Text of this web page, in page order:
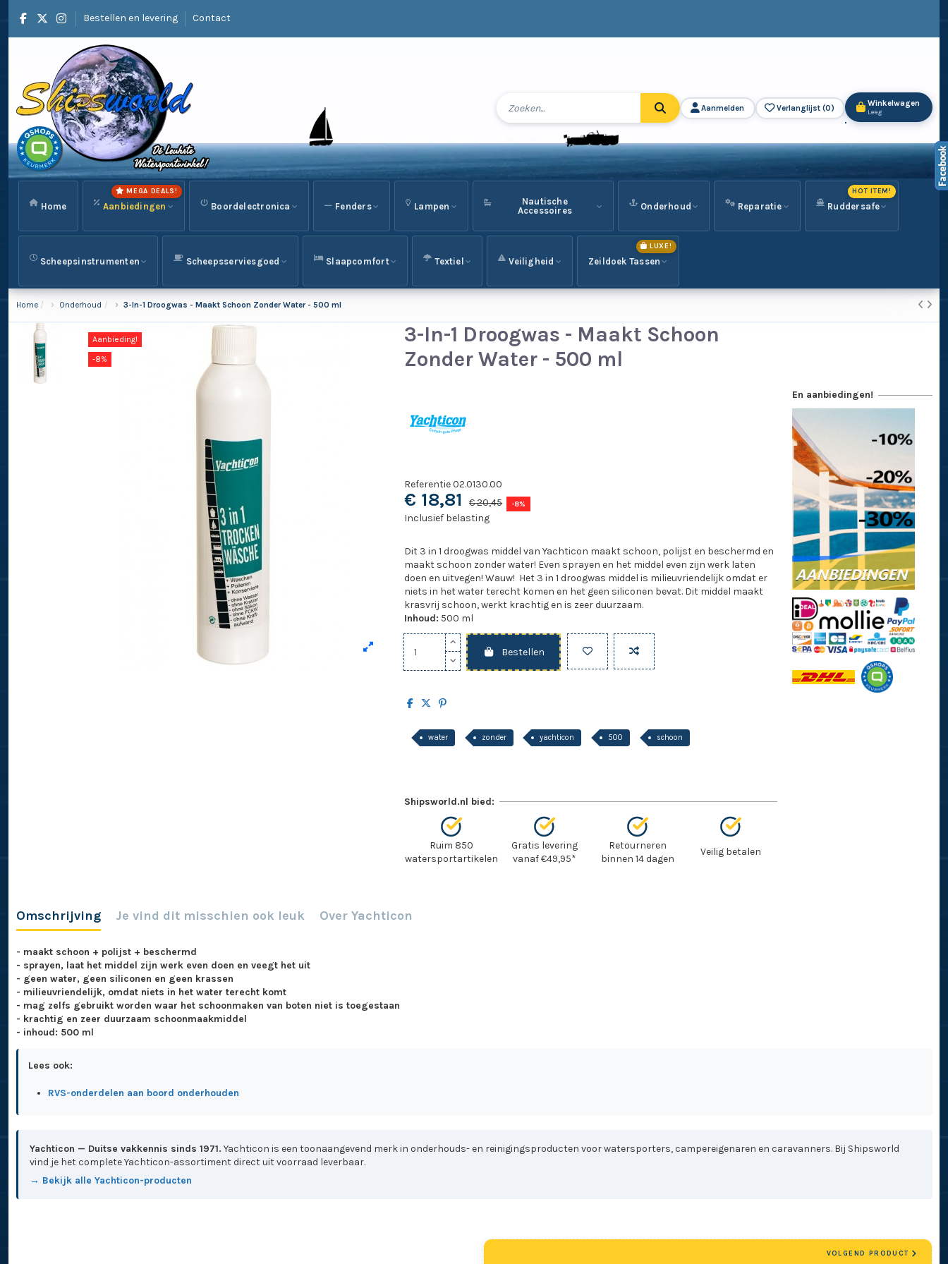
Bestellen en levering Contact
Aanmelden Verlanglijst (0) Winkelwagen
Leeg
Home Aanbiedingen
MEGA DEALS!
Boordelectronica Fenders Lampen
Nautische
Accessoires
Onderhoud Reparatie Ruddersafe
HOT ITEM!
Scheepsinstrumenten Scheepsserviesgoed Slaapcomfort Textiel Veiligheid Zeildoek Tassen
LUXE!
Home Onderhoud 3-In-1 Droogwas - Maakt Schoon Zonder Water - 500 ml
Aanbieding!
-8%
3-In-1 Droogwas - Maakt Schoon
Zonder Water - 500 ml
Referentie 02.0130.00
€ 18,81 € 20,45 -8%
Inclusief belasting
Dit 3 in 1 droogwas middel van Yachticon maakt schoon, polijst en beschermd en
maakt schoon zonder water! Even sprayen en het middel even zijn werk laten
doen en uitvegen! Wauw! Het 3 in 1 droogwas middel is milieuvriendelijk omdat er
niets in het water terecht komen en het geen siliconen bevat. Dit middel maakt
krasvrij schoon, werkt krachtig en is zeer duurzaam.
Inhoud: 500 ml
Bestellen
water zonder yachticon 500 schoon
Shipsworld.nl bied:
Ruim 850
watersportartikelen
Gratis levering
vanaf €49,95*
Retourneren
binnen 14 dagen
Veilig betalen
En aanbiedingen!
Omschrijving Je vind dit misschien ook leuk Over Yachticon
- maakt schoon + polijst + beschermd
- sprayen, laat het middel zijn werk even doen en veegt het uit
- geen water, geen siliconen en geen krassen
- milieuvriendelijk, omdat niets in het water terecht komt
- mag zelfs gebruikt worden waar het schoonmaken van boten niet is toegestaan
- krachtig en zeer duurzaam schoonmaakmiddel
- inhoud: 500 ml
Lees ook:
RVS-onderdelen aan boord onderhouden
Yachticon — Duitse vakkennis sinds 1971. Yachticon is een toonaangevend merk in onderhouds- en reinigingsproducten voor watersporters, campereigenaren en caravanners. Bij Shipsworld
vind je het complete Yachticon-assortiment direct uit voorraad leverbaar.
→ Bekijk alle Yachticon-producten
VOLGEND PRODUCT